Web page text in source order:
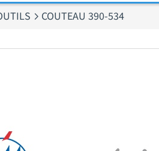
COUTEAU 390-534